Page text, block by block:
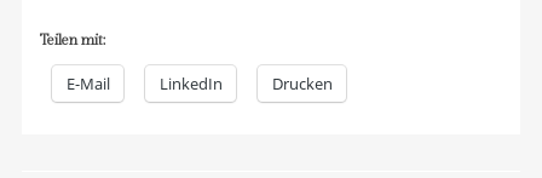
Teilen mit:
E-Mail LinkedIn Drucken